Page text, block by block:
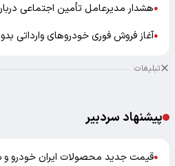
●هشدار مدیرعامل تأمین اجتماعی
●آغاز فروش فوری خودروهای وارداتی بدون
تبلیغات
پیشنهاد سردبیر
●قیمت جدید محصولات ایران خودرو و